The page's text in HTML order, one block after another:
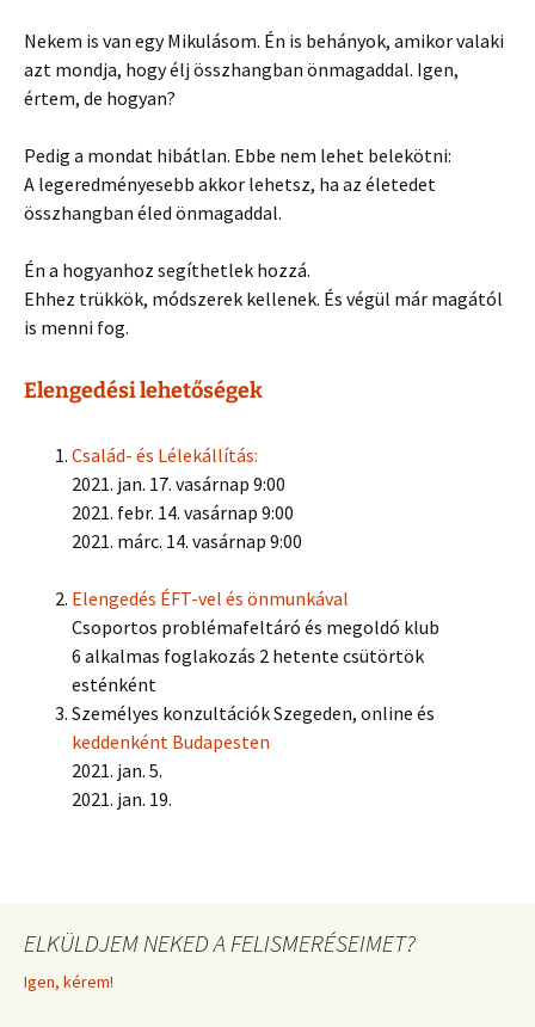
Nekem is van egy Mikulásom. Én is behányok, amikor valaki
azt mondja, hogy élj összhangban önmagaddal. Igen,
értem, de hogyan?
Pedig a mondat hibátlan. Ebbe nem lehet belekötni:
A legeredményesebb akkor lehetsz, ha az életedet
összhangban éled önmagaddal.
Én a hogyanhoz segíthetlek hozzá.
Ehhez trükkök, módszerek kellenek. És végül már magától
is menni fog.
Elengedési lehetőségek
Család- és Lélekállítás:
2021. jan. 17. vasárnap 9:00
2021. febr. 14. vasárnap 9:00
2021. márc. 14. vasárnap 9:00
Elengedés ÉFT-vel és önmunkával
Csoportos problémafeltáró és megoldó klub
6 alkalmas foglakozás 2 hetente csütörtök
esténként
Személyes konzultációk Szegeden, online és
keddenként Budapesten
2021. jan. 5.
2021. jan. 19.
ELKÜLDJEM NEKED A FELISMERÉSEIMET?
Igen, kérem!